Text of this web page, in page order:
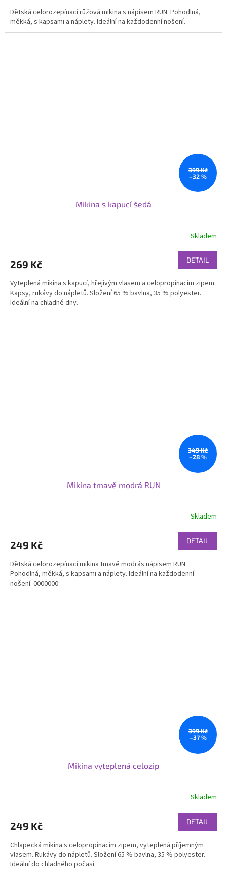
Dětská celorozepínací růžová mikina s nápisem RUN. Pohodlná,
měkká, s kapsami a náplety. Ideální na každodenní nošení.
399 Kč
–32 %
Mikina s kapucí šedá
Skladem
269 Kč DETAIL
Vyteplená mikina s kapucí, hřejivým vlasem a celopropínacím zipem.
Kapsy, rukávy do nápletů. Složení 65 % bavlna, 35 % polyester.
Ideální na chladné dny.
349 Kč
–28 %
Mikina tmavě modrá RUN
Skladem
249 Kč DETAIL
Dětská celorozepínací mikina tmavě modrás nápisem RUN.
Pohodlná, měkká, s kapsami a náplety. Ideální na každodenní
nošení. 0000000
399 Kč
–37 %
Mikina vyteplená celozip
Skladem
249 Kč DETAIL
Chlapecká mikina s celopropínacím zipem, vyteplená příjemným
vlasem. Rukávy do nápletů. Složení 65 % bavlna, 35 % polyester.
Ideální do chladného počasí.